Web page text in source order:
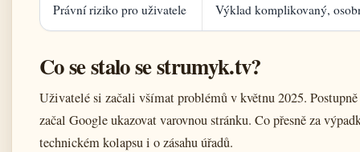
Právní riziko pro uživatele Výklad komplikovaný,
Co se stalo se strumyk.tv?
Uživatelé si začali všímat problémů v květnu 2025.
začal Google ukazovat varovnou stránku. Co přesně za
technickém kolapsu i o zásahu úřadů.